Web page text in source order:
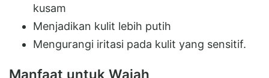
kusam
Menjadikan kulit lebih putih
Mengurangi iritasi pada kulit yang sensitif.
Manfaat untuk Wajah